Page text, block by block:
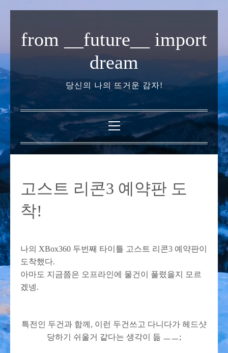
로
로
가
기
from __future__ import
dream
당신의 나의 뜨거운 감자!
기
본
메
뉴
고스트 리콘3 예약판 도
착!
나의 XBox360 두번째 타이틀 고스트 리콘3 예약판이
도착했다.
아마도 지금쯤은 오프라인에 물건이 풀렸을지 모르
겠넹.
특전인 두건과 함께, 이런 두건쓰고 다니다가 헤드샷
당하기 쉬울거 같다는 생각이 듦 ㅡㅡ;